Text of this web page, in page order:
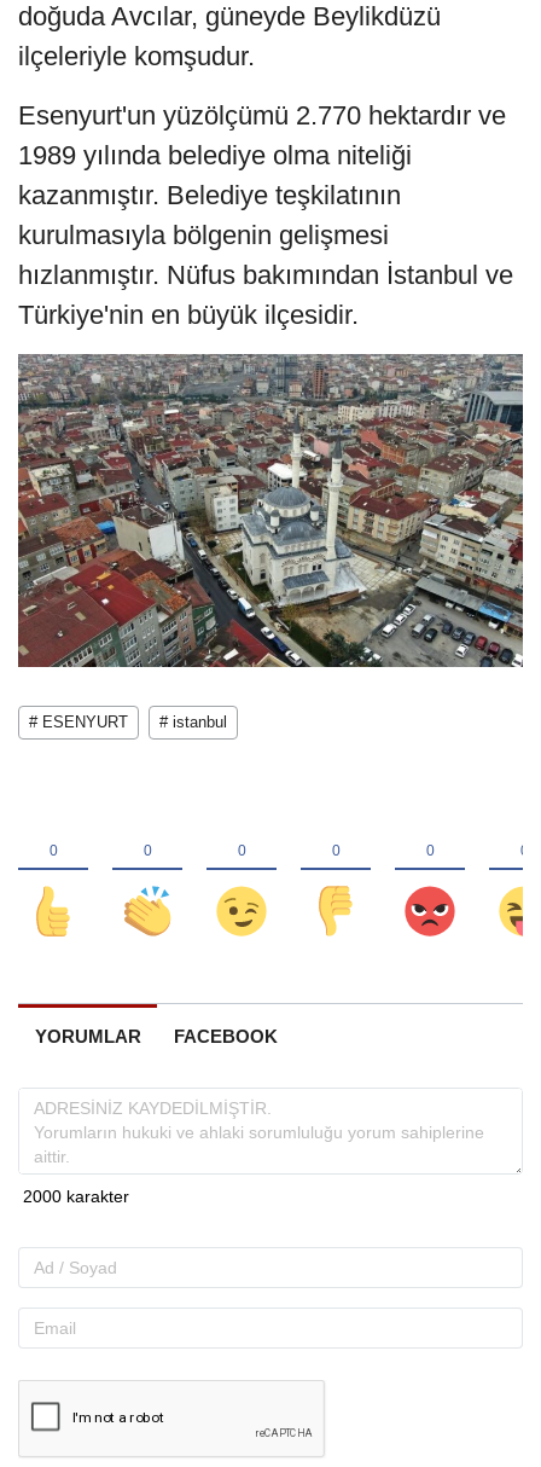
doğuda Avcılar, güneyde Beylikdüzü
ilçeleriyle komşudur.
Esenyurt'un yüzölçümü 2.770 hektardır ve
1989 yılında belediye olma niteliği
kazanmıştır. Belediye teşkilatının
kurulmasıyla bölgenin gelişmesi
hızlanmıştır. Nüfus bakımından İstanbul ve
Türkiye'nin en büyük ilçesidir.
# ESENYURT # istanbul
YORUMLAR FACEBOOK